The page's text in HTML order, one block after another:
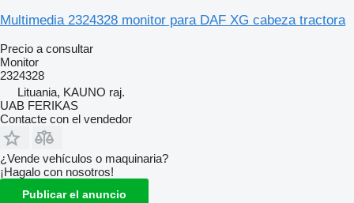
Multimedia 2324328 monitor para DAF XG cabeza tractora
Precio a consultar
Monitor
2324328
Lituania, KAUNO raj.
UAB FERIKAS
Contacte con el vendedor
¿Vende vehículos o maquinaria?
¡Hagalo con nosotros!
Publicar el anuncio